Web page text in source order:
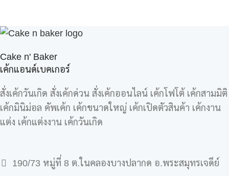
Cake n' Baker
เค้กแอนด์เบคเกอร์
สั่งเค้กวันเกิด สั่งเค้กด่วน สั่งเค้กออนไลน์ เค้กโฟโต้ เค้กสามมิติ
เค้กมินิม่อล คัพเค้ก เค้กขนาดใหญ่ เค้กเปิดตัวสินค้า เค้กงาน
แต่ง เค้กแต่งงาน เค้กวันเกิด
190/73 หมู่ที่ 8 ต.ในคลองบางปลากด อ.พระสมุทรเจดีย์